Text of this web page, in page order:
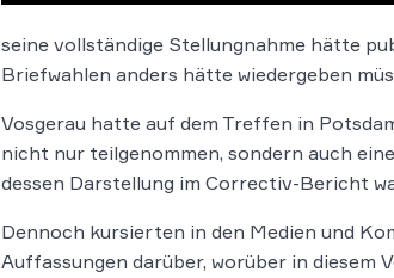
seine vollständige Stellungnahme hätte
Briefwahlen anders hätte wiedergeben
Vosgerau hatte auf dem Treffen in
nicht nur teilgenommen, sondern auch
dessen Darstellung im Correctiv-Bericht
Dennoch kursierten in den Medien und
Auffassungen darüber, worüber in